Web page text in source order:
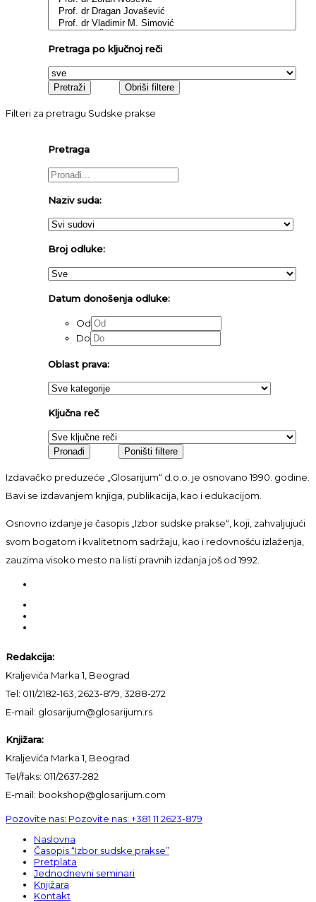
Pretraga po ključnoj reči
Filteri za pretragu Sudske prakse
Pretraga
Naziv suda:
Broj odluke:
Datum donošenja odluke:
Od
Do
Oblast prava:
Ključna reč
Izdavačko preduzeće „Glosarijum“ d.o.o. je osnovano 1990. godine.
Bavi se izdavanjem knjiga, publikacija, kao i edukacijom.
Osnovno izdanje je časopis „Izbor sudske prakse“, koji, zahvaljujući
svom bogatom i kvalitetnom sadržaju, kao i redovnošću izlaženja,
zauzima visoko mesto na listi pravnih izdanja još od 1992.
Redakcija:
Kraljevića Marka 1, Beograd
Tel: 011/2182-163, 2623-879, 3288-272
E-mail: glosarijum@glosarijum.rs
Knjižara:
Kraljevića Marka 1, Beograd
Tel/faks: 011/2637-282
E-mail: bookshop@glosarijum.com
Pozovite nas: Pozovite nas: +381 11 2623-879
Naslovna
Časopis “Izbor sudske prakse”
Pretplata
Jednodnevni seminari
Knjižara
Kontakt